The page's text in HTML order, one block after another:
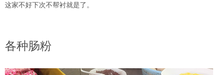
这家不好下次不帮衬就是了。
各种肠粉